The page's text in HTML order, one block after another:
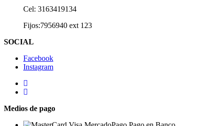
Cel: 3163419134
Fijos:7956940 ext 123
SOCIAL
Facebook
Instagram
Medios de pago